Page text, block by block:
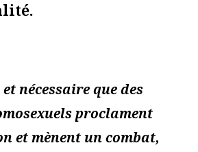
nécessaire que des
proclament
et mènent un combat,